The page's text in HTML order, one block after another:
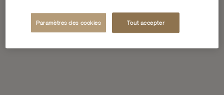
Paramètres des cookies Tout accepter